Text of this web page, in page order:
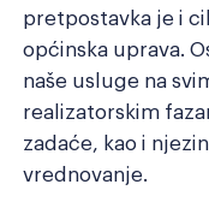
pretpostavka je i
općinska uprava.
naše usluge na
realizatorskim
zadaće, kao i
vrednovanje.